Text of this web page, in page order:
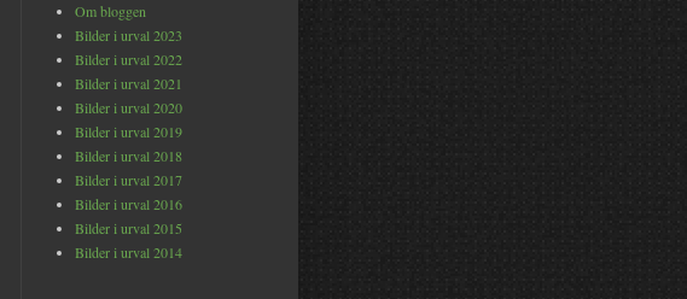
Om bloggen
Bilder i urval 2023
Bilder i urval 2022
Bilder i urval 2021
Bilder i urval 2020
Bilder i urval 2019
Bilder i urval 2018
Bilder i urval 2017
Bilder i urval 2016
Bilder i urval 2015
Bilder i urval 2014